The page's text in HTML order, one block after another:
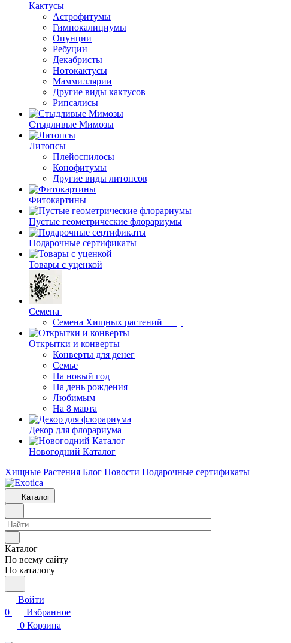
Кактусы
Астрофитумы
Гимнокалициумы
Опунции
Ребуции
Декабристы
Нотокактусы
Маммиллярии
Другие виды кактусов
Рипсалисы
Стыдливые Мимозы
Литопсы
Плейоспилосы
Конофитумы
Другие виды литопсов
Фитокартины
Пустые геометрические флорариумы
Подарочные сертификаты
Товары с уценкой
Семена
Семена Хищных растений
Открытки и конверты
Конверты для денег
Семье
На новый год
На день рождения
Любимым
На 8 марта
Декор для флорариума
Новогодний Каталог
Хищные Растения Блог Новости Подарочные сертификаты
Каталог
Каталог
По всему сайту
По каталогу
Войти
0
Избранное
0 Корзина